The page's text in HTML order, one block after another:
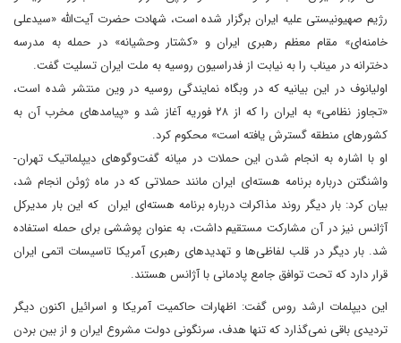
رژیم صهیونیستی علیه ایران برگزار شده است، شهادت حضرت آیت‌الله «سیدعلی
خامنه‌ای» مقام معظم رهبری ایران و «کشتار وحشیانه» در حمله به مدرسه
دخترانه در میناب را به نیابت از فدراسیون روسیه به ملت ایران تسلیت گفت.
اولیانوف در این بیانیه که در وبگاه نمایندگی روسیه در وین منتشر شده است،
«تجاوز نظامی» به ایران را که از ۲۸ فوریه آغاز شد و «پیامدهای مخرب آن به
کشورهای منطقه گسترش یافته است» محکوم کرد.
او با اشاره به انجام شدن این حملات در میانه گفت‌وگوهای دیپلماتیک تهران-
واشنگتن درباره برنامه هسته‌ای ایران مانند حملاتی که در ماه ژوئن انجام شد،
بیان کرد: بار دیگر روند مذاکرات درباره برنامه هسته‌ای ایران که این بار مدیرکل
آژانس نیز در آن مشارکت مستقیم داشت، به عنوان پوششی برای حمله استفاده
شد. بار دیگر در قلب لفاظی‌ها و تهدیدهای رهبری آمریکا تاسیسات اتمی ایران
قرار دارد که تحت توافق جامع پادمانی با آژانس هستند.
این دیپلمات ارشد روس گفت: اظهارات حاکمیت آمریکا و اسرائیل اکنون دیگر
تردیدی باقی نمی‌گذارد که تنها هدف، سرنگونی دولت مشروع ایران و از بین بردن